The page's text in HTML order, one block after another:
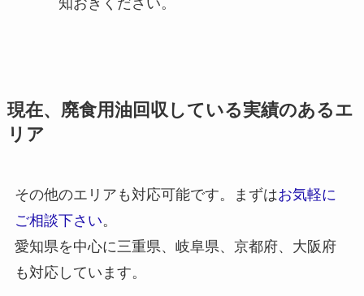
現在、廃食用油回収している実績のあるエ
リア
その他のエリアも対応可能です。まずはお気軽に
ご相談下さい。
愛知県を中心に三重県、岐阜県、京都府、大阪府
も対応しています。